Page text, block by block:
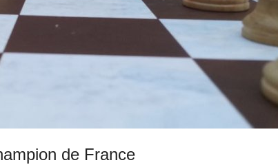
de France